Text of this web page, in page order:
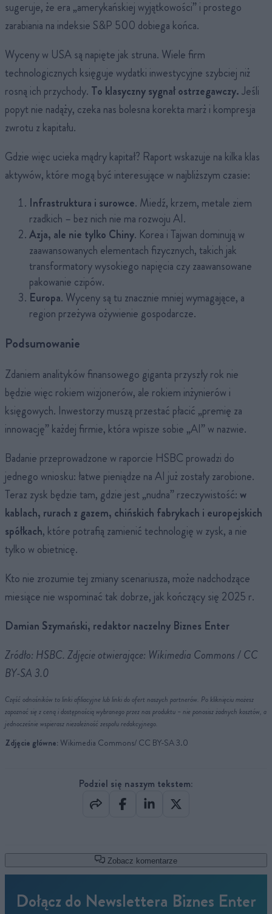
sugeruje, że era „amerykańskiej wyjątkowości” i prostego
zarabiania na indeksie S&P 500 dobiega końca.
Wyceny w USA są napięte jak struna. Wiele firm
technologicznych księguje wydatki inwestycyjne szybciej niż
rosną ich przychody. To klasyczny sygnał ostrzegawczy.Jeśli
popyt nie nadąży, czeka nas bolesna korekta marż i kompresja
zwrotu z kapitału.
Gdzie więc ucieka mądry kapitał? Raport wskazuje na kilka klas
aktywów, które mogą być interesujące w najbliższym czasie:
Infrastruktura i surowce. Miedź, krzem, metale ziem
rzadkich – bez nich nie ma rozwoju AI.
Azja, ale nie tylko Chiny. Korea i Tajwan dominują w
zaawansowanych elementach fizycznych, takich jak
transformatory wysokiego napięcia czy zaawansowane
pakowanie czipów.
Europa. Wyceny są tu znacznie mniej wymagające, a
region przeżywa ożywienie gospodarcze.
Podsumowanie
Zdaniem analityków finansowego giganta przyszły rok nie
będzie więc rokiem wizjonerów, ale rokiem inżynierów i
księgowych. Inwestorzy muszą przestać płacić „premię za
innowację” każdej firmie, która wpisze sobie „AI” w nazwie.
Badanie przeprowadzone w raporcie HSBC prowadzi do
jednego wniosku: łatwe pieniądze na AI już zostały zarobione.
Teraz zysk będzie tam, gdzie jest „nudna” rzeczywistość:w
kablach, rurach z gazem, chińskich fabrykach i europejskich
spółkach, które potrafią zamienić technologię w zysk, a nie
tylko w obietnicę.
Kto nie zrozumie tej zmiany scenariusza, może nadchodzące
miesiące nie wspominać tak dobrze, jak kończący się 2025 r.
Damian Szymański, redaktor naczelny Biznes Enter
Zródło: HSBC. Zdjęcie otwierające: Wikimedia Commons / CC
BY-SA 3.0
Część odnośników to linki afiliacyjne lub linki do ofert naszych partnerów. Po kliknięciu możesz
zapoznać się z ceną i dostępnością wybranego przez nas produktu – nie ponosisz żadnych kosztów, a
jednocześnie wspierasz niezależność zespołu redakcyjnego.
Zdjęcie główne: Wikimedia Commons/ CC BY-SA 3.0
Podziel się naszym tekstem:
Zobacz komentarze
Dołącz do Newslettera Biznes Enter